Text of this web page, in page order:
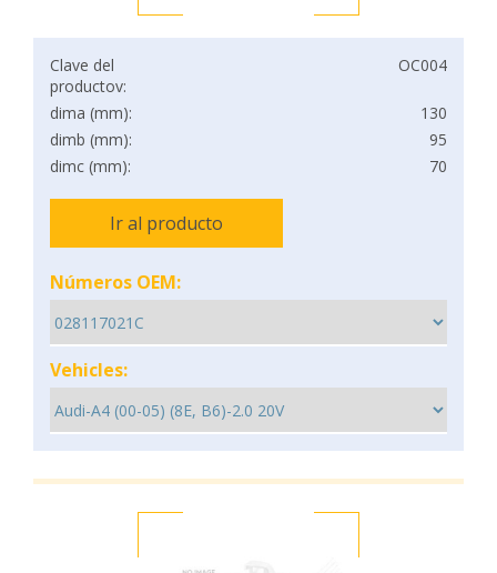
Clave del
productov:
OC004
dima (mm):
130
dimb (mm):
95
dimc (mm):
70
Ir al producto
Números OEM:
Vehicles: